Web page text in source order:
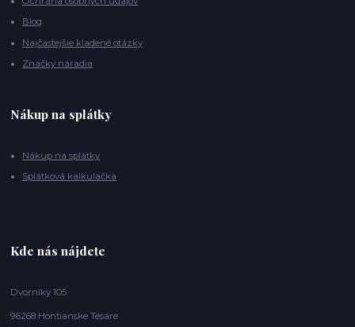
Blog
Najčastejšie kladené otázky
Značky náradia
Nákup na splátky
Nákup na splátky
Splátková kalkulačka
Kde nás nájdete
Dvorníky 105
96268 Hontianske Tesáre